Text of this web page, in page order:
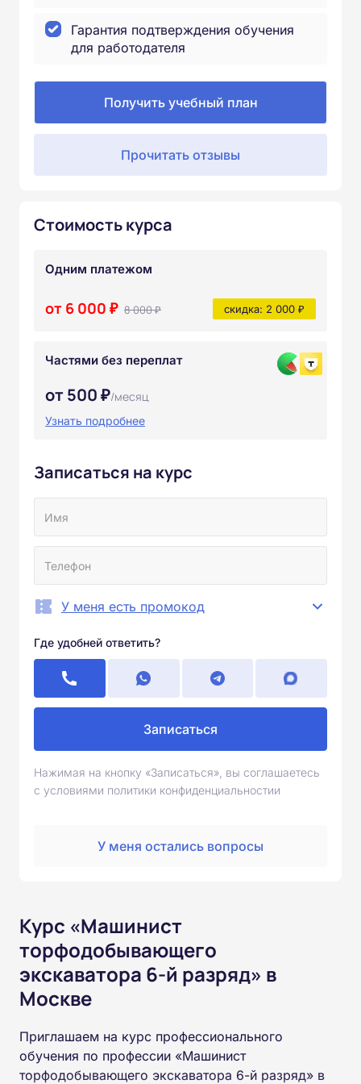
Гарантия подтверждения обучения
для работодателя
Получить учебный план
Прочитать отзывы
Стоимость курса
Одним платежом
от 6 000 ₽ 8 000 ₽ скидка: 2 000 ₽
Частями без переплат
от 500 ₽/месяц
Узнать подробнее
Записаться на курс
У меня есть промокод
Где удобней ответить?
Записаться
Нажимая на кнопку «Записаться», вы соглашаетесь
с условиями политики конфиденциальностии
У меня остались вопросы
Курс «Машинист
торфодобывающего
экскаватора 6-й разряд» в
Москве
Приглашаем на курс профессионального
обучения по профессии «Машинист
торфодобывающего экскаватора 6-й разряд» в